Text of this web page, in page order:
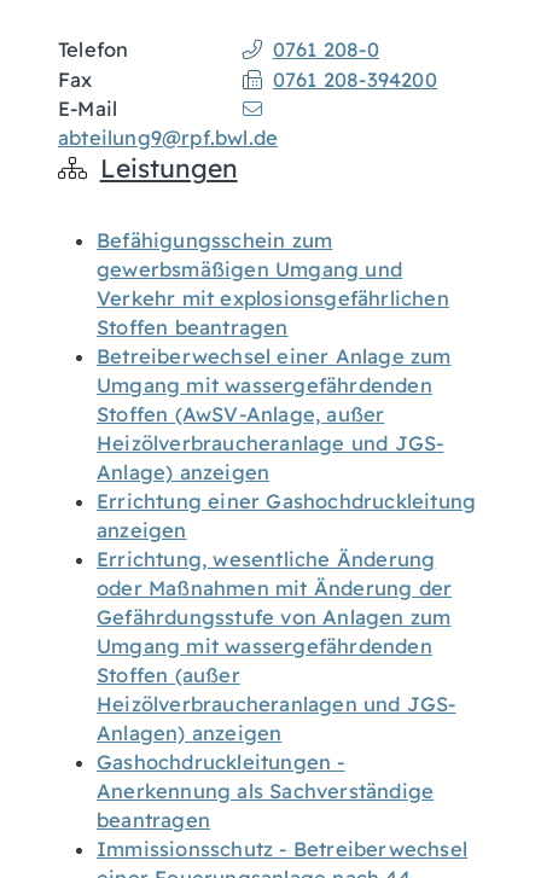
Telefon
0761 208-0
Fax
0761 208-394200
E-Mail
abteilung9@rpf.bwl.de
Leistungen
Befähigungsschein zum
gewerbsmäßigen Umgang und
Verkehr mit explosionsgefährlichen
Stoffen beantragen
Betreiberwechsel einer Anlage zum
Umgang mit wassergefährdenden
Stoffen (AwSV-Anlage, außer
Heizölverbraucheranlage und JGS-
Anlage) anzeigen
Errichtung einer Gashochdruckleitung
anzeigen
Errichtung, wesentliche Änderung
oder Maßnahmen mit Änderung der
Gefährdungsstufe von Anlagen zum
Umgang mit wassergefährdenden
Stoffen (außer
Heizölverbraucheranlagen und JGS-
Anlagen) anzeigen
Gashochdruckleitungen -
Anerkennung als Sachverständige
beantragen
Immissionsschutz - Betreiberwechsel